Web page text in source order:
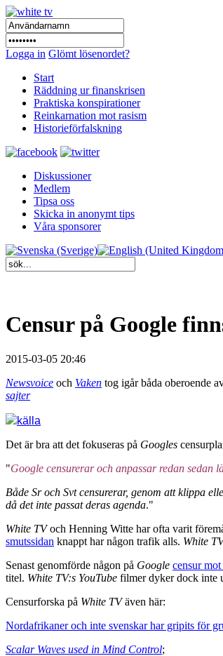
Logga in Glömt lösenordet?
Start
Räddning ur finanskrisen
Praktiska konspirationer
Reinkarnation mot rasism
Historieförfalskning
Diskussioner
Medlem
Tipsa oss
Skicka in anonymt tips
Våra sponsorer
Censur på Google
2015-03-05 20:46
Newsvoice och Vaken tog igår båda oberoende
sajter
källa
Det är bra att det fokuseras på Googles
"Google censurerar och anpassar redan sedan
Både Sr och Svt censurerar, genom att klippa
då det inte passat deras agenda."
White TVoch Henning Witte har ofta varit
smutssidan knappt har någon trafik alls. White
Senast genomförde någon på Google censur
titel. White TV:s YouTube filmer dyker dock inte
Censurforska på White TVäven här:
Nordafrikaner och inte svenskar har gripits för
Scalar Waves used in Mind Control;